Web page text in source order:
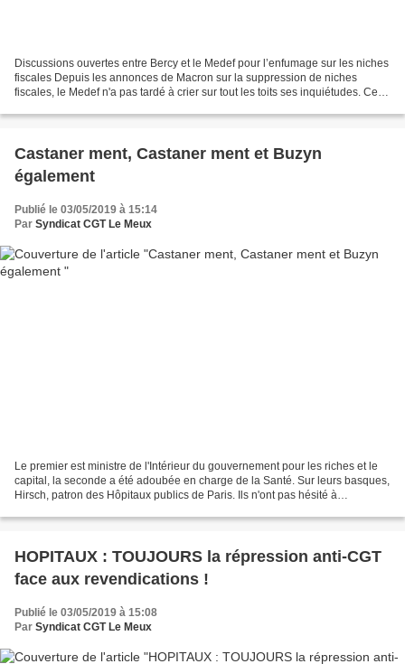
Discussions ouvertes entre Bercy et le Medef pour l’enfumage sur les niches
fiscales Depuis les annonces de Macron sur la suppression de niches
fiscales, le Medef n'a pas tardé à crier sur tout les toits ses inquiétudes. Ce
Castaner ment, Castaner ment et Buzyn
également
Publié le 03/05/2019 à 15:14
Par Syndicat CGT Le Meux
Le premier est ministre de l'Intérieur du gouvernement pour les riches et le
capital, la seconde a été adoubée en charge de la Santé. Sur leurs basques,
Hirsch, patron des Hôpitaux publics de Paris. Ils n'ont pas hésité à
HOPITAUX : TOUJOURS la répression anti-CGT
face aux revendications !
Publié le 03/05/2019 à 15:08
Par Syndicat CGT Le Meux